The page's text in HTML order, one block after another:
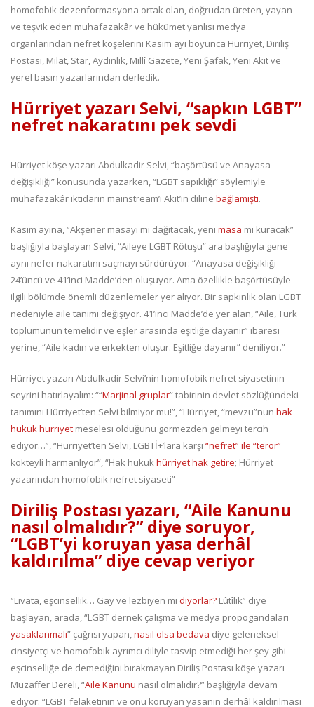
homofobik dezenformasyona ortak olan, doğrudan üreten, yayan
ve teşvik eden muhafazakâr ve hükümet yanlısı medya
organlarından nefret köşelerini Kasım ayı boyunca Hürriyet, Diriliş
Postası, Milat, Star, Aydınlık, Millî Gazete, Yeni Şafak, Yeni Akit ve
yerel basın yazarlarından derledik.
Hürriyet yazarı Selvi, “sapkın LGBT”
nefret nakaratını pek sevdi
Hürriyet köşe yazarı Abdulkadir Selvi, “başörtüsü ve Anayasa
değişikliği” konusunda yazarken, “LGBT sapıklığı” söylemiyle
muhafazakâr iktidarın mainstream’ı Akit’in diline bağlamıştı.
Kasım ayına, “Akşener masayı mı dağıtacak, yeni masa mı kuracak”
başlığıyla başlayan Selvi, “Aileye LGBT Rötuşu” ara başlığıyla gene
aynı nefer nakaratını saçmayı sürdürüyor: “Anayasa değişikliği
24’üncü ve 41’inci Madde’den oluşuyor. Ama özellikle başörtüsüyle
ilgili bölümde önemli düzenlemeler yer alıyor. Bir sapkınlık olan LGBT
nedeniyle aile tanımı değişiyor. 41’inci Madde’de yer alan, “Aile, Türk
toplumunun temelidir ve eşler arasında eşitliğe dayanır” ibaresi
yerine, “Aile kadın ve erkekten oluşur. Eşitliğe dayanır” deniliyor.”
Hürriyet yazarı Abdulkadir Selvi’nin homofobik nefret siyasetinin
seyrini hatırlayalım: ““Marjinal gruplar” tabirinin devlet sözlüğündeki
tanımını Hürriyet’ten Selvi bilmiyor mu!”, “Hürriyet, “mevzu”nun hak
hukuk hürriyet meselesi olduğunu görmezden gelmeyi tercih
ediyor…”, “Hürriyet’ten Selvi, LGBTİ+’lara karşı “nefret” ile “terör”
kokteyli harmanlıyor”, “Hak hukukhürriyet hak getire; Hürriyet
yazarından homofobik nefret siyaseti”
Diriliş Postası yazarı, “Aile Kanunu
nasıl olmalıdır?” diye soruyor,
“LGBT’yi koruyan yasa derhâl
kaldırılma” diye cevap veriyor
“Livata, eşcinsellik… Gay ve lezbiyen mi diyorlar? Lûtîlik” diye
başlayan, arada, “LGBT dernek çalışma ve medya propogandaları
yasaklanmalı” çağrısı yapan,nasıl olsa bedava diye geleneksel
cinsiyetçi ve homofobik ayrımcı diliyle tasvip etmediği her şey gibi
eşcinselliğe de demediğini bırakmayan Diriliş Postası köşe yazarı
Muzaffer Dereli, “Aile Kanunu nasıl olmalıdır?” başlığıyla devam
ediyor: “LGBT felaketinin ve onu koruyan yasanın derhâl kaldırılması